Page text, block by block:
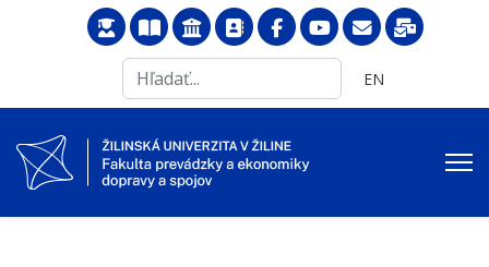
...
Vyberte váš jazyk
EN